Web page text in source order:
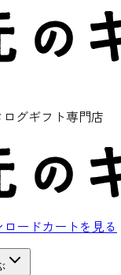
グギフト専門店
ードカートを見る